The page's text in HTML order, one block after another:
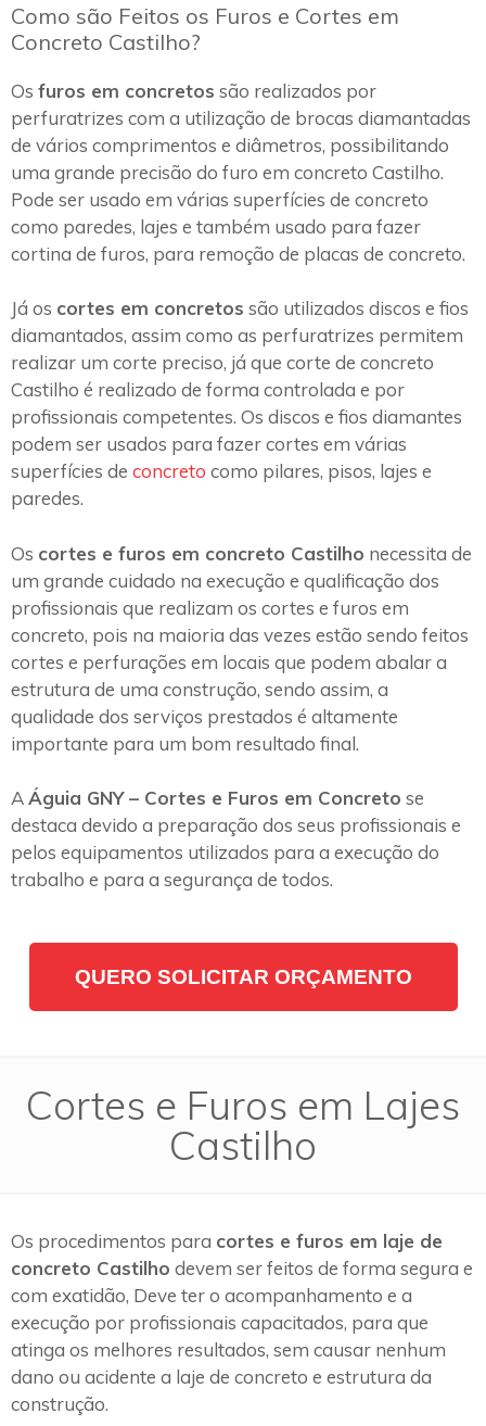
Como são Feitos os Furos e Cortes em
Concreto Castilho?
Os furos em concretos são realizados por
perfuratrizes com a utilização de brocas diamantadas
de vários comprimentos e diâmetros, possibilitando
uma grande precisão do furo em concreto Castilho.
Pode ser usado em várias superfícies de concreto
como paredes, lajes e também usado para fazer
cortina de furos, para remoção de placas de concreto.
Já os cortes em concretos são utilizados discos e fios
diamantados, assim como as perfuratrizes permitem
realizar um corte preciso, já que corte de concreto
Castilho é realizado de forma controlada e por
profissionais competentes. Os discos e fios diamantes
podem ser usados para fazer cortes em várias
superfícies de concreto como pilares, pisos, lajes e
paredes.
Os cortes e furos em concreto Castilho necessita de
um grande cuidado na execução e qualificação dos
profissionais que realizam os cortes e furos em
concreto, pois na maioria das vezes estão sendo feitos
cortes e perfurações em locais que podem abalar a
estrutura de uma construção, sendo assim, a
qualidade dos serviços prestados é altamente
importante para um bom resultado final.
AÁguia GNY – Cortes e Furos em Concreto se
destaca devido a preparação dos seus profissionais e
pelos equipamentos utilizados para a execução do
trabalho e para a segurança de todos.
QUERO SOLICITAR ORÇAMENTO
Cortes e Furos em Lajes
Castilho
Os procedimentos para cortes e furos em laje de
concreto Castilho devem ser feitos de forma segura e
com exatidão, Deve ter o acompanhamento e a
execução por profissionais capacitados, para que
atinga os melhores resultados, sem causar nenhum
dano ou acidente a laje de concreto e estrutura da
construção.